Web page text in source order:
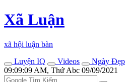
Xã Luận
xã hội luận bàn
Luyện IQ
Videos
Ngày Đẹp
09:09:09 AM, Thứ Abc 09/09/2021